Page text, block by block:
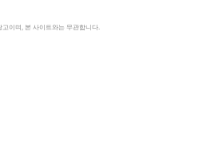
이며, 본 사이트와는 무관합니다.